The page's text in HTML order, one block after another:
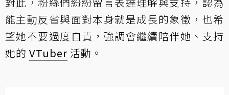
能主動反省與面對本身就是成長的象徵，也希
望她不要過度自責，強調會繼續陪伴她、支持
她的 VTuber 活動。